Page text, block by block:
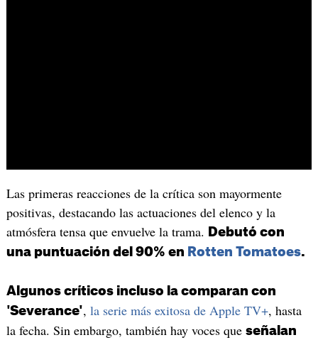
Las primeras reacciones de la crítica son mayormente
positivas, destacando las actuaciones del elenco y la
atmósfera tensa que envuelve la trama.
Debutó con
una puntuación del 90% en Rotten Tomatoes.
Algunos críticos incluso la comparan con
'Severance', la serie más exitosa de Apple TV+, hasta
la fecha. Sin embargo, también hay voces que señalan